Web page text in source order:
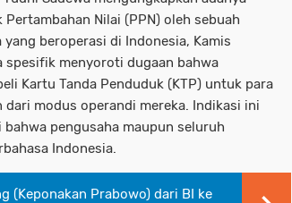
Nilai (PPN) oleh sebuah
yang beroperasi di Indonesia, Kamis
spesifik menyoroti dugaan bahwa
Kartu Tanda Penduduk (KTP) untuk para
dari modus operandi mereka. Indikasi ini
pengusaha maupun seluruh
Indonesia.
(Keponakan Prabowo) dari BI ke